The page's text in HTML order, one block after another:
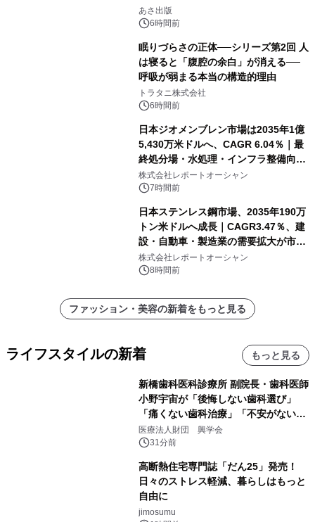
「多店舗展開」の教科書』2026年8月
24日（月）発売
あさ出版
6時間前
眠りづらさの正体──シリーズ第2回 人
は寝ると「腹腔の余白」が消える──
呼吸が弱まる本当の構造的理由
トラタニ株式会社
6時間前
日本ジオメンブレン市場は2035年1億
5,430万米ドルへ、CAGR 6.04％｜最
終処分場・水処理・インフラ整備向け
需要拡大
株式会社レポートオーシャン
7時間前
日本ステンレス鋼市場、2035年190万
トン米ドルへ成長｜CAGR3.47％、建
設・自動車・製造業の需要拡大が市場
を牽引
株式会社レポートオーシャン
8時間前
ファッション・美容の新着をもっと見る
ライフスタイルの新着 もっと見る
新橋歯科医科診療所 副院長・歯科医師
小野宇宙が「後悔しない歯科選び」
「痛くない歯科治療」「不安がない治
療計画」をテーマに専門監修
医療法人財団 興学会
31分前
高断熱住宅専門誌「だん25」発売！
日々のストレス軽減、暮らしはもっと
自由に
jimosumu